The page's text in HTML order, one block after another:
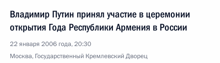
Владимир Путин принял участие в церемонии
открытия Года Республики Армения в России
22 января 2006 года, 20:30
Москва, Государственный Кремлевский Дворец